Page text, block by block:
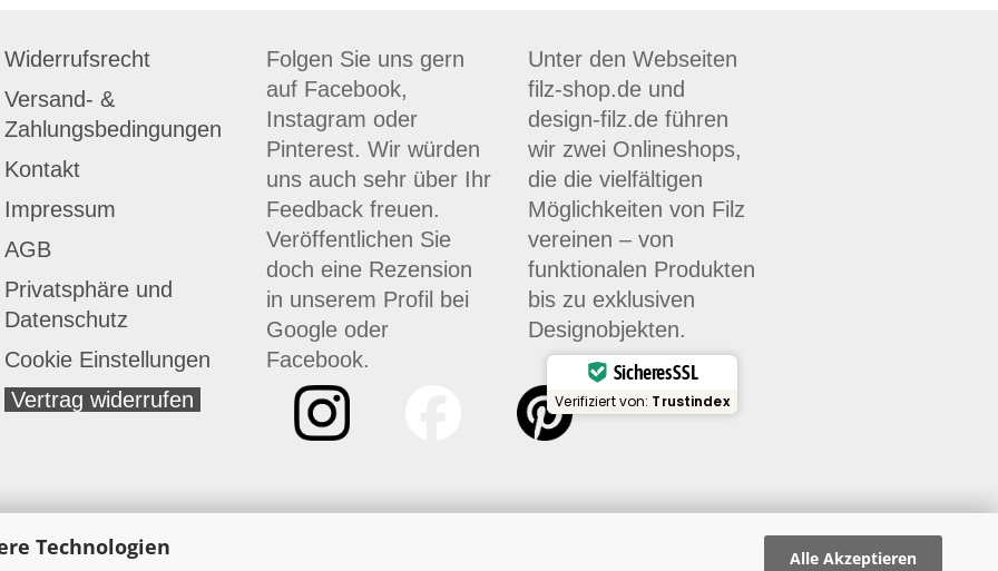
Technologien Alle Akzeptieren
Widerrufsrecht
Versand- &
Zahlungsbedingungen
Kontakt
Impressum
AGB
Privatsphäre und
Datenschutz
Cookie Einstellungen
Vertrag widerrufen
Folgen Sie uns gern
auf Facebook,
Instagram oder
Pinterest. Wir würden
uns auch sehr über Ihr
Feedback freuen.
Veröffentlichen Sie
doch eine Rezension
in unserem Profil bei
Google oder
Facebook.
Unter den Webseiten
filz-shop.de und
design-filz.de führen
wir zwei Onlineshops,
die die vielfältigen
Möglichkeiten von Filz
vereinen – von
funktionalen Produkten
bis zu exklusiven
Designobjekten.
Sicheres SSL
Verifiziert von: Trustindex